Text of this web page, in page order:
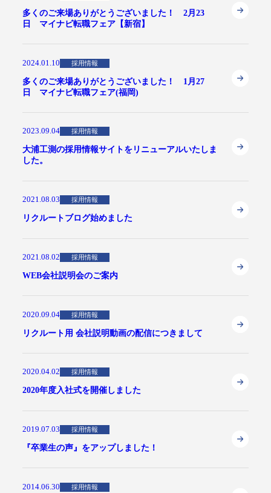
多くのご来場ありがとうございました！ 2月23
日 マイナビ転職フェア【新宿】
2024.01.10 採用情報
多くのご来場ありがとうございました！ 1月27
日 マイナビ転職フェア(福岡)
2023.09.04 採用情報
大浦工測の採用情報サイトをリニューアルいたしま
した。
2021.08.03 採用情報
リクルートブログ始めました
2021.08.02 採用情報
WEB会社説明会のご案内
2020.09.04 採用情報
リクルート用 会社説明動画の配信につきまして
2020.04.02 採用情報
2020年度入社式を開催しました
2019.07.03 採用情報
『卒業生の声』をアップしました！
2014.06.30 採用情報